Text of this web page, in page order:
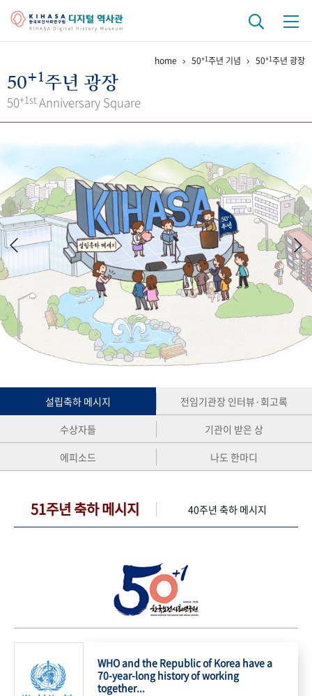
걸어온 길 기관 변천사
키워드로 보는 연구 역사
연구자들
간행물 변천사
기록물 아카이브
사진 아카이브 문서 기록물 행정박물 영상 기록물
50+1 주년 기념
성과 50선 숫자로 보는 50년 50
주년 광장
세계와 함께 한 KIHASA
VR 역사관
home 50+1주년 기념 50+1주년 광장
50+1주년 광장
50+1st Anniversary Square
설립축하 메시지
전임기관장 인터뷰·회고록
수상자들
기관이 받은 상
에피소드
나도 한마디
51주년 축하 메시지 40주년 축하 메시지
WHO and the Republic of Korea have a
70-year-long history of working
together...